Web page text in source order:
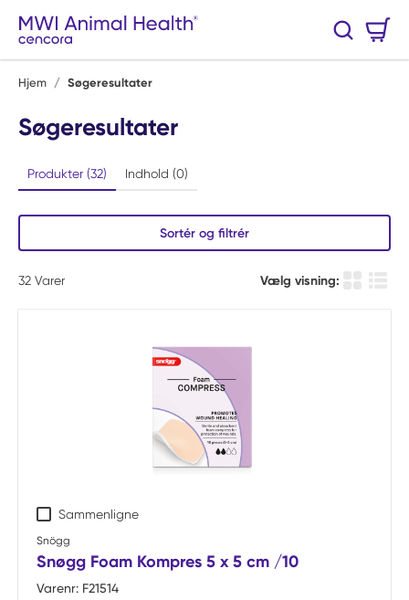
Spring til hovedindhold
Søg
Hjem / Søgeresultater
Søgeresultater
Produkter (32) Indhold (0)
Sortér og filtrér
32 Varer Vælg visning:
Sammenligne
Snögg
Snøgg Foam Kompres 5 x 5 cm /10
Varenr: F21514